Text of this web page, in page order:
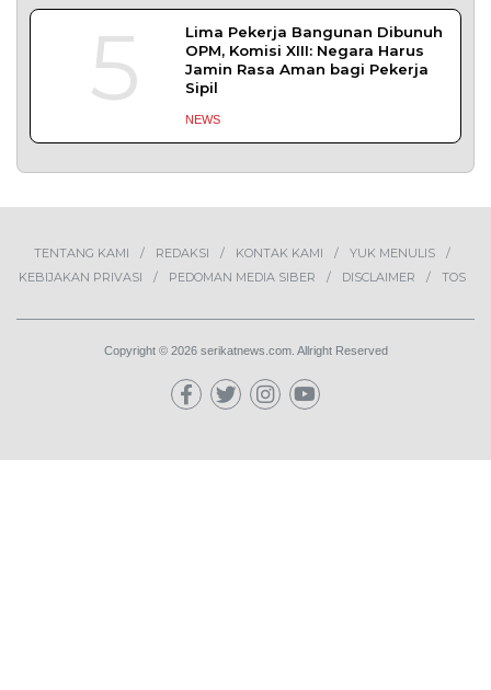
5
Lima Pekerja Bangunan Dibunuh
OPM, Komisi XIII: Negara Harus
Jamin Rasa Aman bagi Pekerja
Sipil
NEWS
TENTANG KAMI REDAKSI KONTAK KAMI
YUK MENULIS
KEBIJAKAN PRIVASI
PEDOMAN MEDIA SIBER DISCLAIMER TOS
Copyright © 2026 serikatnews.com. Allright Reserved